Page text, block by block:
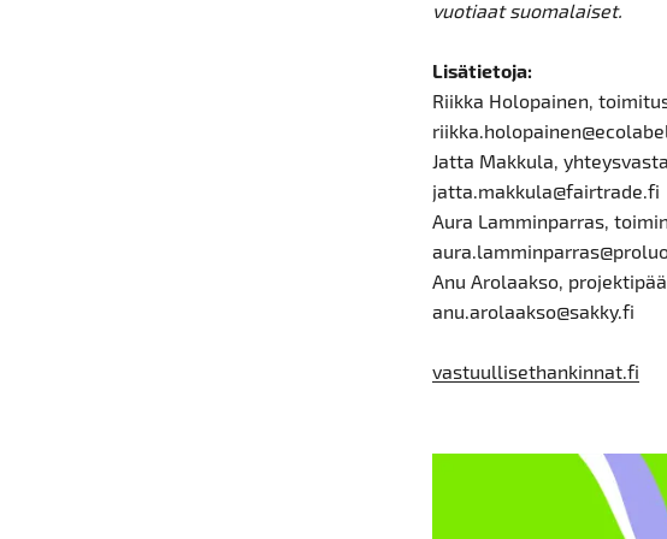
vuotiaat suomalaiset.
Lisätietoja:
Riikka Holopainen,
Jatta Makkula,
jatta.makkula@fairtrade.fi
Aura Lamminparras,
Anu Arolaakso,
anu.arolaakso@sakky.fi
vastuullisethankinnat.fi